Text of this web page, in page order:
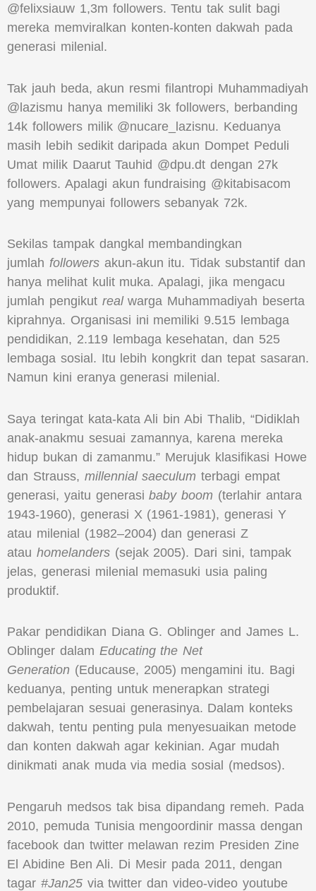
@felixsiauw 1,3m followers. Tentu tak sulit bagi
mereka memviralkan konten-konten dakwah pada
generasi milenial.
Tak jauh beda, akun resmi filantropi Muhammadiyah
@lazismu hanya memiliki 3k followers, berbanding
14k followers milik @nucare_lazisnu. Keduanya
masih lebih sedikit daripada akun Dompet Peduli
Umat milik Daarut Tauhid @dpu.dt dengan 27k
followers. Apalagi akun fundraising @kitabisacom
yang mempunyai followers sebanyak 72k.
Sekilas tampak dangkal membandingkan
jumlah followersakun-akun itu. Tidak substantif dan
hanya melihat kulit muka. Apalagi, jika mengacu
jumlah pengikut realwarga Muhammadiyah beserta
kiprahnya. Organisasi ini memiliki 9.515 lembaga
pendidikan, 2.119 lembaga kesehatan, dan 525
lembaga sosial. Itu lebih kongkrit dan tepat sasaran.
Namun kini eranya generasi milenial.
Saya teringat kata-kata Ali bin Abi Thalib, “Didiklah
anak-anakmu sesuai zamannya, karena mereka
hidup bukan di zamanmu.” Merujuk klasifikasi Howe
dan Strauss, millennial saeculum terbagi empat
generasi, yaitu generasibaby boom (terlahir antara
1943-1960), generasi X (1961-1981), generasi Y
atau milenial (1982–2004) dan generasi Z
atau homelanders (sejak 2005). Dari sini, tampak
jelas, generasi milenial memasuki usia paling
produktif.
Pakar pendidikan Diana G. Oblinger and James L.
Oblinger dalam Educating the Net
Generation (Educause, 2005) mengamini itu. Bagi
keduanya, penting untuk menerapkan strategi
pembelajaran sesuai generasinya. Dalam konteks
dakwah, tentu penting pula menyesuaikan metode
dan konten dakwah agar kekinian. Agar mudah
dinikmati anak muda via media sosial (medsos).
Pengaruh medsos tak bisa dipandang remeh. Pada
2010, pemuda Tunisia mengoordinir massa dengan
facebook dan twitter melawan rezim Presiden Zine
El Abidine Ben Ali. Di Mesir pada 2011, dengan
tagar #Jan25via twitter dan video-video youtube